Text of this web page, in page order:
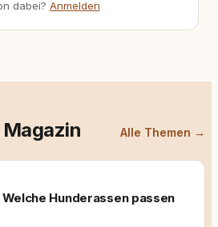
dabei? Anmelden
Alle Themen →
Hunderassen passen